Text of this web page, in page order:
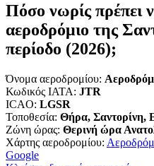
Πόσο νωρίς πρέπει
αεροδρόμιο της
περίοδο (2026);
Όνομα αεροδρομίου:
Κωδικός IATA: JTR
ICAO: LGSR
Τοποθεσία: Θήρα, Σαντορίνη,
Ζώνη ώρας: Θερινή ώρα
Χάρτης αεροδρομίου:
Google